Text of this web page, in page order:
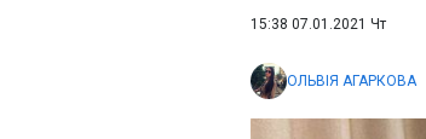
15:38 07.01.2021 Чт
ОЛЬВІЯ АГАРКОВА